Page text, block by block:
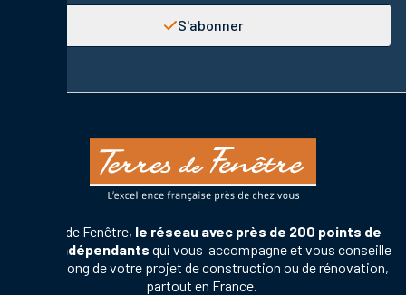
S'abonner
Terres de Fenêtre, le réseau avec près de 200 points de
vente indépendants qui vous accompagne et vous conseille
tout au long de votre projet de construction ou de rénovation,
partout en France.